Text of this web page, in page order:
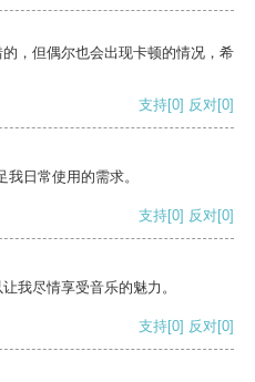
，但偶尔也会出现卡顿的情况，希
支持[0] 反对[0]
日常使用的需求。
支持[0] 反对[0]
我尽情享受音乐的魅力。
支持[0] 反对[0]